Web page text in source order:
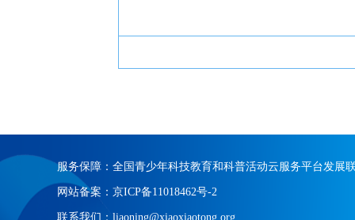
服务保障：全国青少年科技教育和科普活动云服务平台发展
网站备案：京ICP备11018462号-2
联系我们：liaoning@xiaoxiaotong.org